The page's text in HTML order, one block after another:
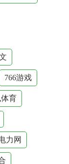
766游戏
育
力网